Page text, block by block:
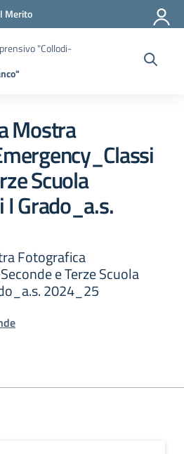
Merito
"Collodi-
Mostra
Scuola
I Grado_a.s.
Fotografica
e Terze Scuola
2024_25